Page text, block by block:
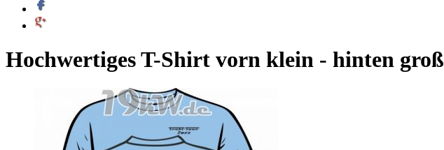
Hochwertiges T-Shirt vorn klein - hinten groß